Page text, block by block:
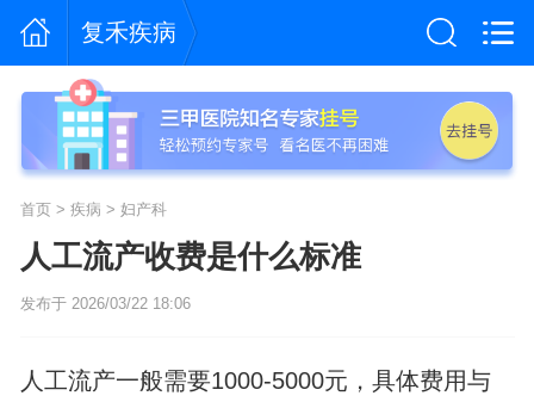
复禾疾病
首页> 疾病 > 妇产科
人工流产收费是什么标准
发布于 2026/03/22 18:06
人工流产一般需要1000-5000元，具体费用与